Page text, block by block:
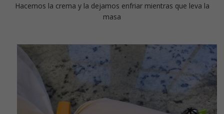
Hacemos la crema y la dejamos enfriar mientras que leva la
masa